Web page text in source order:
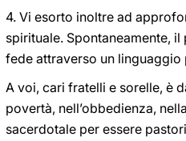
4. Vi esorto inoltre ad
spirituale. Spontaneamente,
fede attraverso un
A voi, cari fratelli e sorelle, è
povertà, nell’obbedienza,
sacerdotale per essere